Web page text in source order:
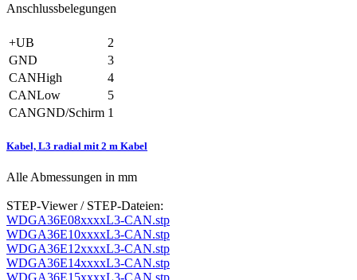
Anschlussbelegungen
+UB
2
GND
3
CANHigh
4
CANLow
5
CANGND/Schirm 1
Kabel, L3 radial mit 2 m Kabel
Alle Abmessungen in mm
STEP-Viewer / STEP-Dateien:
WDGA36E08xxxxL3-CAN.stp
WDGA36E10xxxxL3-CAN.stp
WDGA36E12xxxxL3-CAN.stp
WDGA36E14xxxxL3-CAN.stp
WDGA36E15xxxxL3-CAN.stp